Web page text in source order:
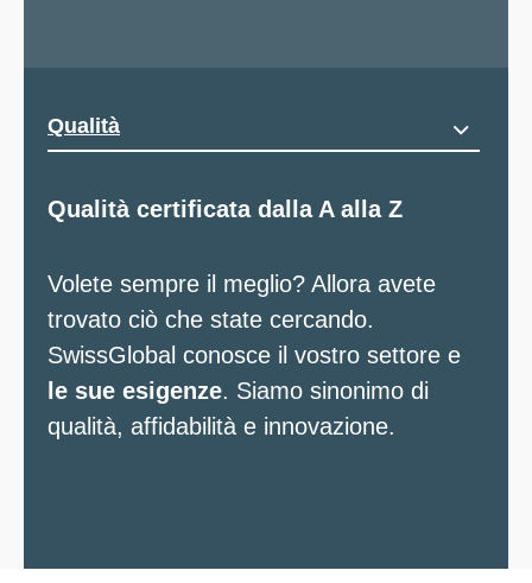
Qualità
Qualità certificata dalla A alla Z
Volete sempre il meglio? Allora avete
trovato ciò che state cercando.
SwissGlobal conosce il vostro settore e
le sue esigenze. Siamo sinonimo di
qualità, affidabilità e innovazione.
Crediamo in partnership durature
esostenibili con i nostri clienti, dipendenti
e partner. Diamo inoltre il nostro
contributo per proteggere l’ambiente
attraverso un uso efficientedelle risorse.